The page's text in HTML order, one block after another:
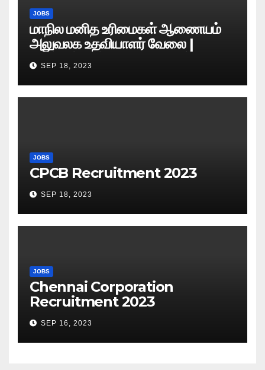
JOBS
மாநில மனித உரிமைகள் ஆணையம்
அலுவலக உதவியாளர் வேலை |
எழுத்துத் தேர்வு தேதி அறிவிப்பு..?
SEP 18, 2023
JOBS
CPCB Recruitment 2023
SEP 18, 2023
JOBS
Chennai Corporation
Recruitment 2023
SEP 16, 2023